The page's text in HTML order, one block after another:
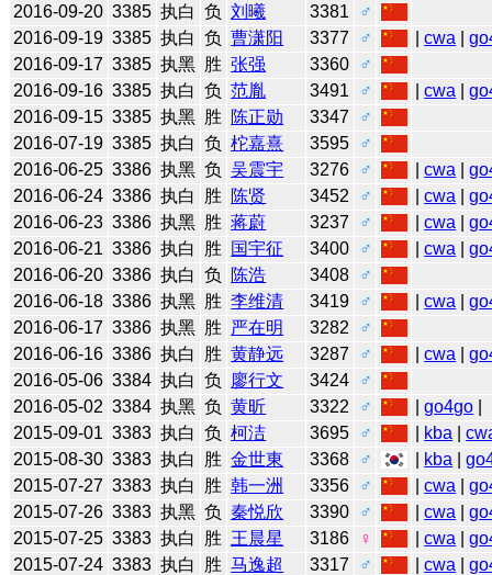
2016-09-20 3385 执白 负 刘曦 3381
♂
2016-09-19 3385 执白 负 曹潇阳 3377 ♂ |cwa |
2016-09-17 3385 执黑 胜 张强 3360
♂
2016-09-16 3385 执白 负 范胤 3491 ♂ |cwa |
2016-09-15 3385 执黑 胜 陈正勋 3347
♂
2016-07-19 3385 执白 负 柁嘉熹 3595
♂
2016-06-25 3386 执黑 负 吴震宇 3276 ♂ |cwa |
2016-06-24 3386 执白 胜 陈贤 3452 ♂ |cwa |
2016-06-23 3386 执黑 胜 蒋蔚 3237 ♂ |cwa |
2016-06-21 3386 执白 胜 国宇征 3400 ♂ |cwa |
2016-06-20 3386 执白 负 陈浩 3408
♂
2016-06-18 3386 执黑 胜 李维清 3419 ♂ |cwa |
2016-06-17 3386 执黑 胜 严在明 3282
♂
2016-06-16 3386 执白 胜 黄静远 3287 ♂ |cwa |
2016-05-06 3384 执白 负 廖行文 3424
♂
2016-05-02 3384 执黑 负 黄昕 3322 ♂ |go4go
2015-09-01 3383 执白 负 柯洁 3695 ♂ kba |
2015-08-30 3383 执白 胜 金世東 3368 ♂ kba |
2015-07-27 3383 执白 胜 韩一洲 3356 ♂ |cwa |
2015-07-26 3383 执黑 负 秦悦欣 3390 ♂ |cwa |
2015-07-25 3383 执白 胜 王晨星 3186 ♀ |cwa |
2015-07-24 3383 执白 胜 马逸超 3317 ♂ |cwa |